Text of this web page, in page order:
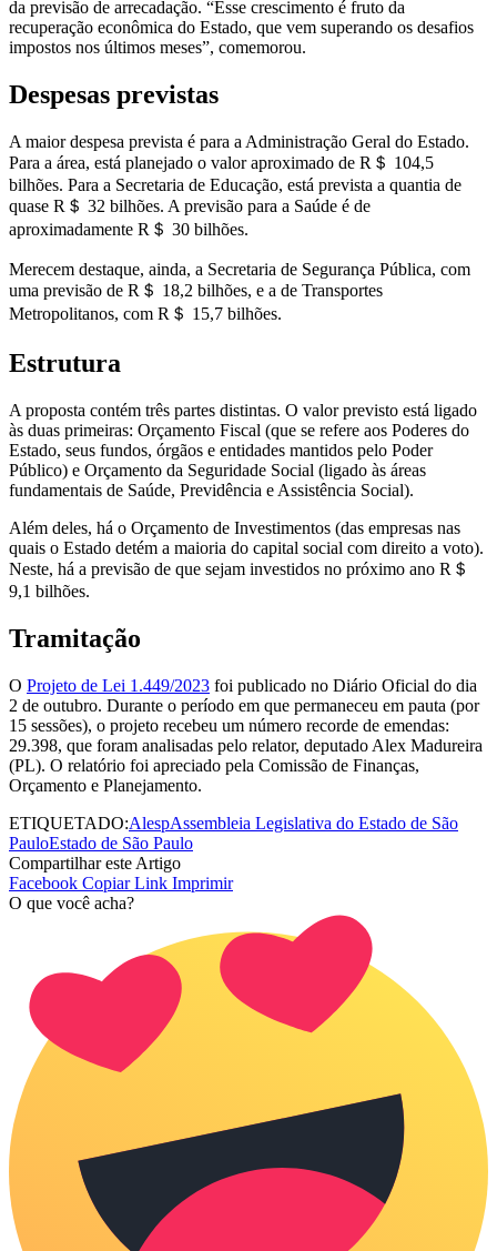
da previsão de arrecadação. “Esse crescimento é fruto da
recuperação econômica do Estado, que vem superando os desafios
impostos nos últimos meses”, comemorou.
Despesas previstas
A maior despesa prevista é para a Administração Geral do Estado.
Para a área, está planejado o valor aproximado de R＄ 104,5
bilhões. Para a Secretaria de Educação, está prevista a quantia de
quase R＄ 32 bilhões. A previsão para a Saúde é de
aproximadamente R＄ 30 bilhões.
Merecem destaque, ainda, a Secretaria de Segurança Pública, com
uma previsão de R＄ 18,2 bilhões, e a de Transportes
Metropolitanos, com R＄ 15,7 bilhões.
Estrutura
A proposta contém três partes distintas. O valor previsto está ligado
às duas primeiras: Orçamento Fiscal (que se refere aos Poderes do
Estado, seus fundos, órgãos e entidades mantidos pelo Poder
Público) e Orçamento da Seguridade Social (ligado às áreas
fundamentais de Saúde, Previdência e Assistência Social).
Além deles, há o Orçamento de Investimentos (das empresas nas
quais o Estado detém a maioria do capital social com direito a voto).
Neste, há a previsão de que sejam investidos no próximo ano R＄
9,1 bilhões.
Tramitação
O Projeto de Lei 1.449/2023 foi publicado no Diário Oficial do dia
2 de outubro. Durante o período em que permaneceu em pauta (por
15 sessões), o projeto recebeu um número recorde de emendas:
29.398, que foram analisadas pelo relator, deputado Alex Madureira
(PL). O relatório foi apreciado pela Comissão de Finanças,
Orçamento e Planejamento.
ETIQUETADO:AlespAssembleia Legislativa do Estado de São
PauloEstado de São Paulo
Compartilhar este Artigo
Facebook Copiar Link Imprimir
O que você acha?